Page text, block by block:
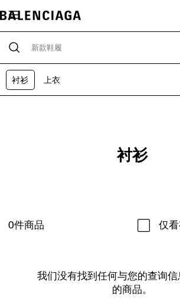
衬衫 上衣
衬衫
0件商品 仅
我们没有找到任何与您的查询
的商品。